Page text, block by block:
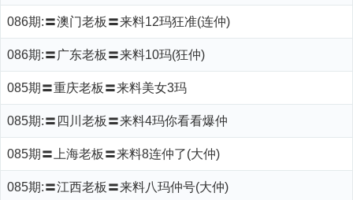
086期:〓澳门老板〓来料12玛狂准(连仲)
086期:〓广东老板〓来料10玛(狂仲)
085期〓重庆老板〓来料美女3玛
085期:〓四川老板〓来料4玛你看看爆仲
085期〓上海老板〓来料8连仲了(大仲)
085期:〓江西老板〓来料八玛仲号(大仲)